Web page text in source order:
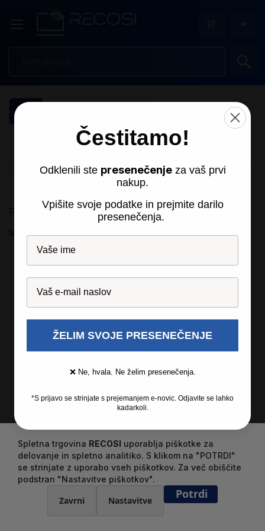
Gaming program
Izdelkov, ki ustrezajo izbiri, ni mogoče najti.
Filtri
Primerjaj izdelke
Nimate izdelkov za primerjavo.
Spletna trgovina RECOSI uporablja piškotke za
delovanje in spletno analitiko. S klikom na "POTRDI"
se strinjate z uporabo vseh piškotkov. Za več obiščite
podstran "Nastavitve piškotkov".
Zavrni Nastavitve Potrdi
Čestitamo!
Odklenili ste presenečenjeza vaš prvi
nakup.
Vpišite svoje podatke in prejmite darilo
presenečenja.
ŽELIM SVOJE PRESENEČENJE
❌ Ne, hvala. Ne želim presenečenja.
*S prijavo se strinjate s prejemanjem e-novic. Odjavite se lahko
kadarkoli.